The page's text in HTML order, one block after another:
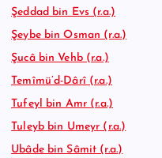
Şeddad bin Evs (r.a.)
Şeybe bin Osman (r.a.)
Şucâ bin Vehb (r.a.)
Temîmü’d-Dârî (r.a.)
Tufeyl bin Amr (r.a.)
Tuleyb bin Umeyr (r.a.)
Ubâde bin Sâmit (r.a.)